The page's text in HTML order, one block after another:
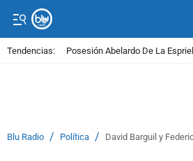
Tendencias: Posesión Abelardo De La
Blu Radio / Política / David Barguil y